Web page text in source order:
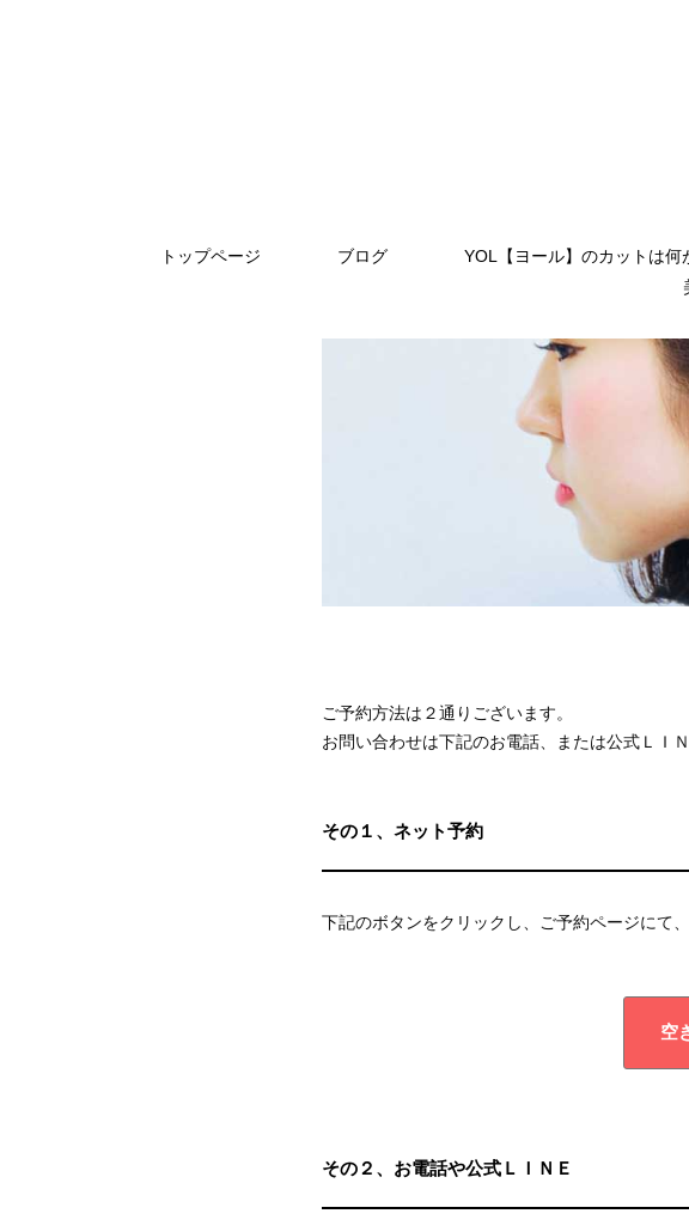
トップページ ブログ YOL【ヨール】のカットは何
ご予約方法は２通りございます。
お問い合わせは下記のお電話、または公式ＬＩ
その１、ネット予約
下記のボタンをクリックし、ご予約ページにて
空
その２、お電話や公式ＬＩＮＥ